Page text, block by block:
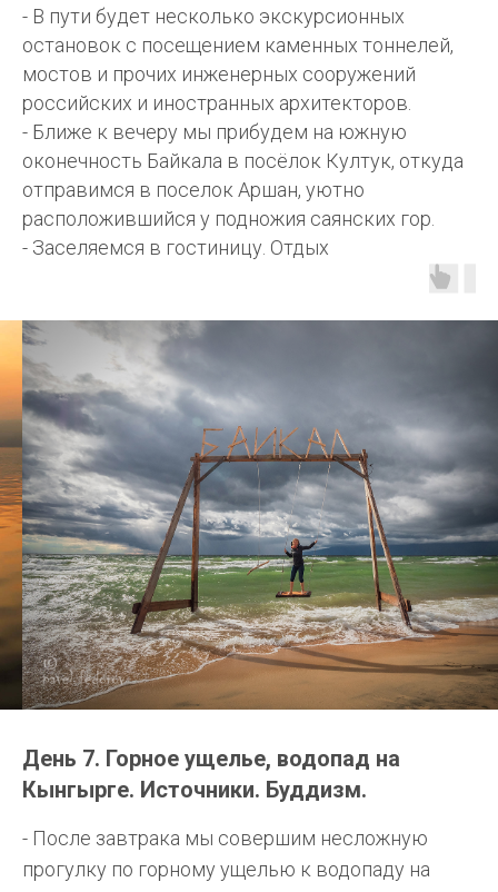
- В пути будет несколько экскурсионных
остановок с посещением каменных тоннелей,
мостов и прочих инженерных сооружений
российских и иностранных архитекторов.
- Ближе к вечеру мы прибудем на южную
оконечность Байкала в посёлок Култук, откуда
отправимся в поселок Аршан, уютно
расположившийся у подножия саянских гор.
- Заселяемся в гостиницу. Отдых
День 7. Горное ущелье, водопад на
Кынгырге. Источники. Буддизм.
- После завтрака мы совершим несложную
прогулку по горному ущелью к водопаду на